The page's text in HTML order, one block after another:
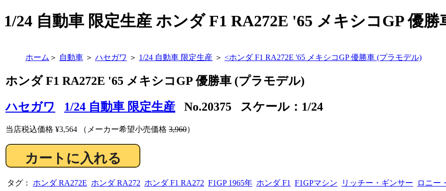
1/24 自動車 限定生産 ホンダ F1 RA272E '65 メキシコGP 優勝
ホーム ＞ 自動車 ＞ ハセガワ ＞ 1/24 自動車 限定生産 ＞ <ホンダ F1 RA272E '65 メキシコGP 優勝車 (プラモデル)
ホンダ F1 RA272E '65 メキシコGP 優勝車 (プラモデル)
ハセガワ
1/24 自動車 限定生産 No.20375 スケール：1/24
当店税込価格 ¥3,564 （メーカー希望小売価格 3,960）
タグ： ホンダ RA272E ホンダ RA272 ホンダ F1 RA272 F1GP 1965年 ホンダ F1 F1GPマシン リッチー・ギンサー ロニー